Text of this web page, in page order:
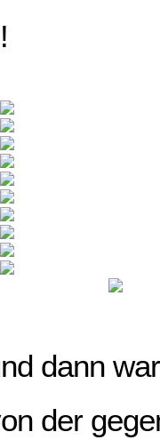
dann
der